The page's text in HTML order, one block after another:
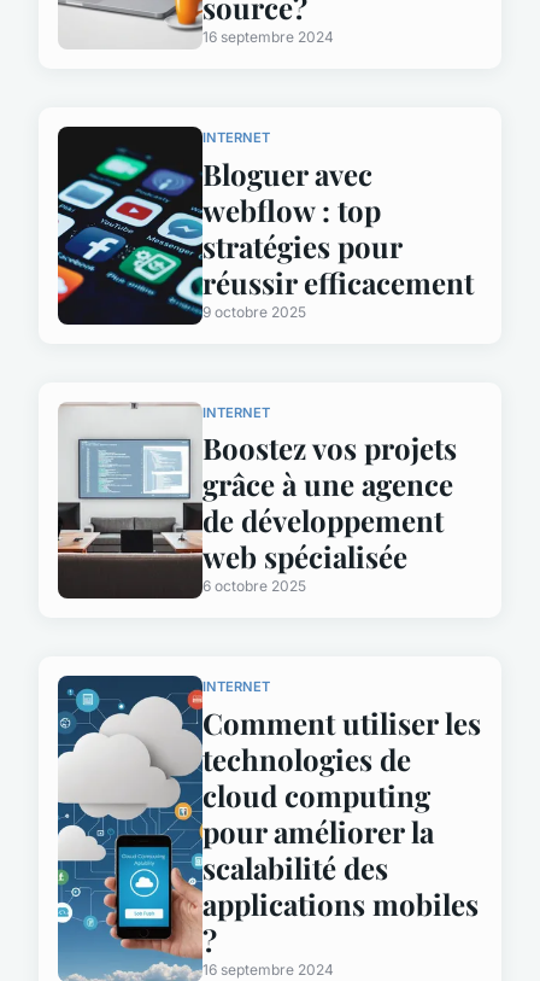
16 septembre 2024
INTERNET
Bloguer avec
webflow : top
stratégies pour
réussir efficacement
9 octobre 2025
INTERNET
Boostez vos projets
grâce à une agence
de développement
web spécialisée
6 octobre 2025
INTERNET
Comment utiliser les
technologies de
cloud computing
pour améliorer la
scalabilité des
applications mobiles
?
16 septembre 2024